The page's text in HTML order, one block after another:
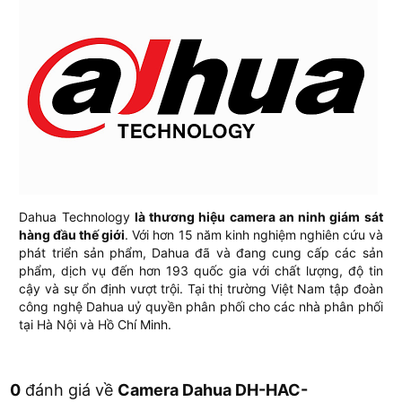
Dahua Technology là thương hiệu camera an ninh giám sát
hàng đầu thế giới. Với hơn 15 năm kinh nghiệm nghiên cứu và
phát triển sản phẩm, Dahua đã và đang cung cấp các sản
phẩm, dịch vụ đến hơn 193 quốc gia với chất lượng, độ tin
cậy và sự ổn định vượt trội. Tại thị trường Việt Nam tập đoàn
công nghệ Dahua uỷ quyền phân phối cho các nhà phân phối
tại Hà Nội và Hồ Chí Minh.
0 đánh giá về Camera Dahua DH-HAC-